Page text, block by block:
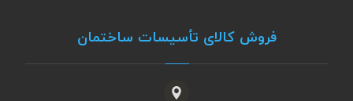
فروش کالای تأسیسات ساختمان